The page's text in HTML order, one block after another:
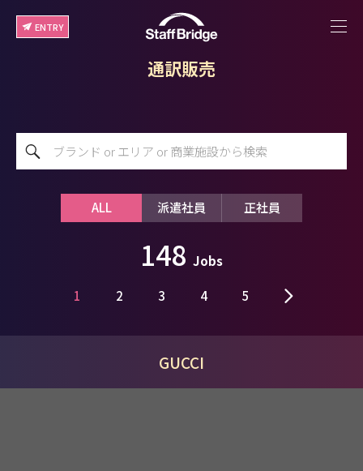
ENTRY
通訳販売
ALL 派遣社員 正社員
148 Jobs
1 2 3 4 5
GUCCI